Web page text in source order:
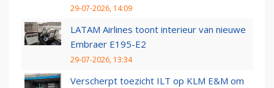
29-07-2026, 14:09
LATAM Airlines toont interieur van nieuwe
Embraer E195-E2
29-07-2026, 13:34
Verscherpt toezicht ILT op KLM E&M om